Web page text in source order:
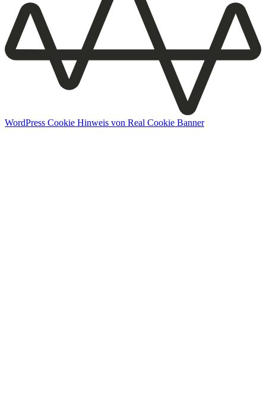
WordPress Cookie Hinweis von Real Cookie Banner